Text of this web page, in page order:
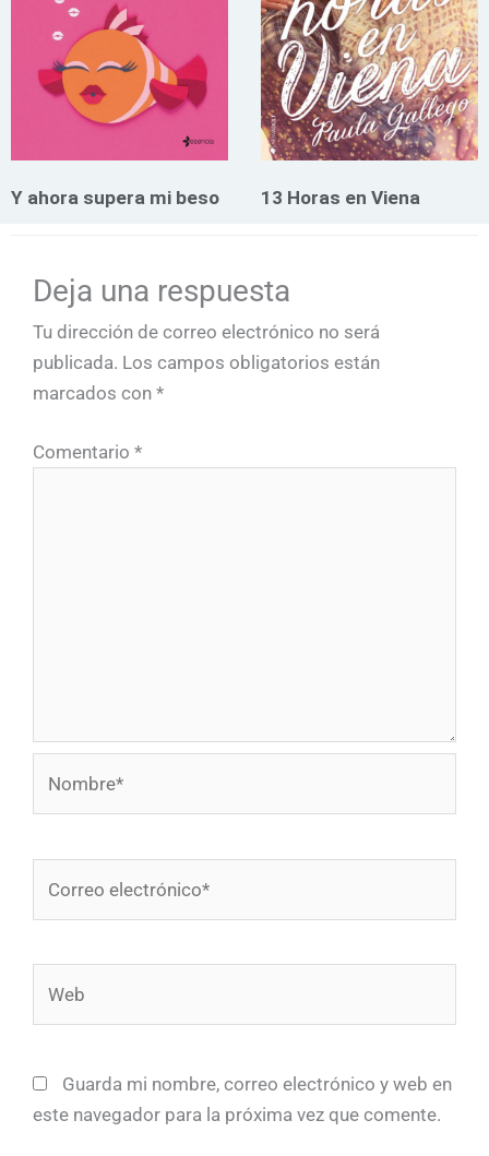
Y ahora supera mi beso 13 Horas en Viena
Deja una respuesta
Tu dirección de correo electrónico no será
publicada. Los campos obligatorios están
marcados con *
Comentario *
electrónico*
Guarda mi nombre, correo electrónico y web en
este navegador para la próxima vez que comente.